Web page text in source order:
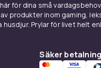
13ede2c1-
för dina små
produkter inom gaming,
Prylar för livet helt
Säker betalning